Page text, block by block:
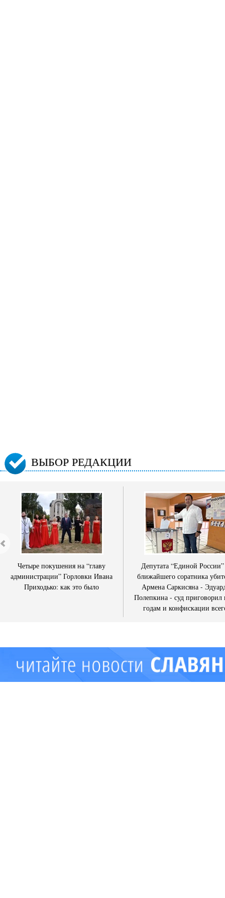
ВЫБОР РЕДАКЦИИ
Четыре покушения на “главу
администрации” Горловки Ивана
Приходько: как это было
Депутата “Единой
ближайшего соратника
Армена Саркисяна -
Полепкина - суд приговорил
годам и конфискации